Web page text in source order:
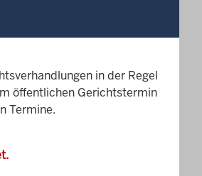
in der Regel
öffentlichen Gerichtstermin
Termine.